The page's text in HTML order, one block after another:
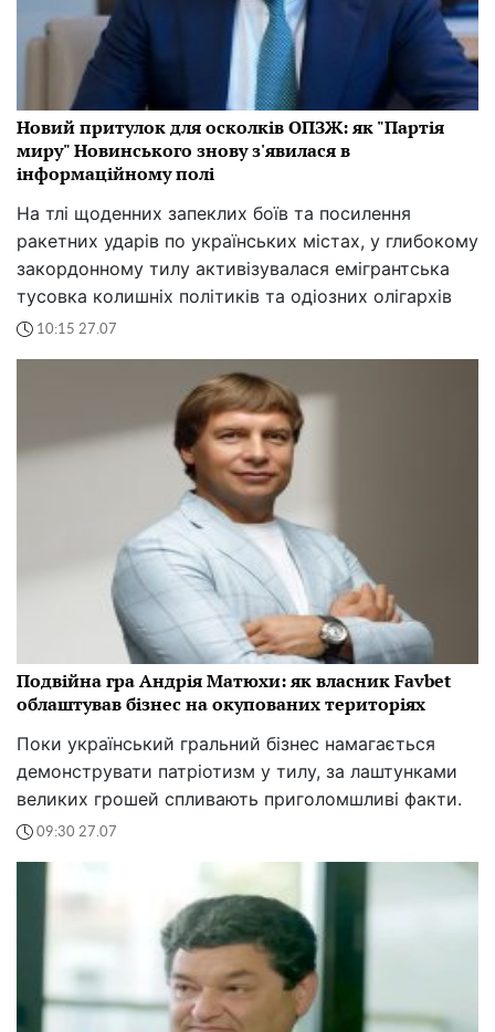
Новий притулок для осколків ОПЗЖ: як "Партія
миру" Новинського знову з'явилася в
інформаційному полі
На тлі щоденних запеклих боїв та посилення
ракетних ударів по українських містах, у глибокому
закордонному тилу активізувалася емігрантська
тусовка колишніх політиків та одіозних олігархів
10:15 27.07
Подвійна гра Андрія Матюхи: як власник Favbet
облаштував бізнес на окупованих територіях
Поки український гральний бізнес намагається
демонструвати патріотизм у тилу, за лаштунками
великих грошей спливають приголомшливі факти.
09:30 27.07